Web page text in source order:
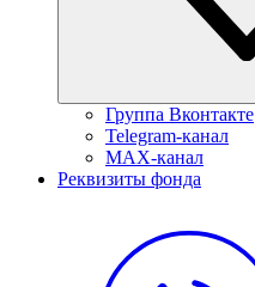
Группа Вконтакте
Telegram-канал
MAX-канал
Реквизиты фонда